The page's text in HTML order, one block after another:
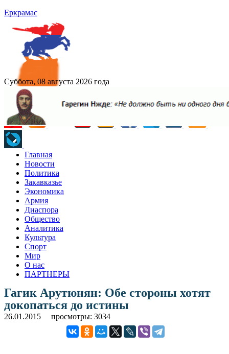
Еркрамас
Суббота, 08 августа 2026 года
Главная
Новости
Политика
Закавказье
Экономика
Армия
Диаспора
Общество
Аналитика
Культура
Спорт
Мир
О нас
ПАРТНЕРЫ
Гагик Арутюнян: Обе стороны хотят
докопаться до истины
26.01.2015 просмотры: 3034